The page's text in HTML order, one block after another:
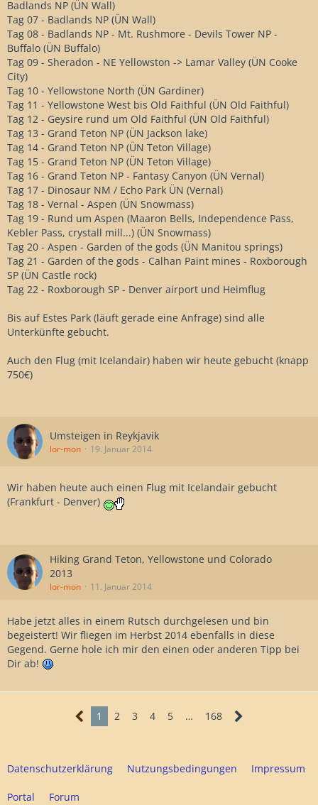
Badlands NP (ÜN Wall)
Tag 07 - Badlands NP (ÜN Wall)
Tag 08 - Badlands NP - Mt. Rushmore - Devils Tower NP -
Buffalo (ÜN Buffalo)
Tag 09 - Sheradon - NE Yellowston -> Lamar Valley (ÜN Cooke
City)
Tag 10 - Yellowstone North (ÜN Gardiner)
Tag 11 - Yellowstone West bis Old Faithful (ÜN Old Faithful)
Tag 12 - Geysire rund um Old Faithful (ÜN Old Faithful)
Tag 13 - Grand Teton NP (ÜN Jackson lake)
Tag 14 - Grand Teton NP (ÜN Teton Village)
Tag 15 - Grand Teton NP (ÜN Teton Village)
Tag 16 - Grand Teton NP - Fantasy Canyon (ÜN Vernal)
Tag 17 - Dinosaur NM / Echo Park ÜN (Vernal)
Tag 18 - Vernal - Aspen (ÜN Snowmass)
Tag 19 - Rund um Aspen (Maaron Bells, Independence Pass,
Kebler Pass, crystall mill...) (ÜN Snowmass)
Tag 20 - Aspen - Garden of the gods (ÜN Manitou springs)
Tag 21 - Garden of the gods - Calhan Paint mines - Roxborough
SP (ÜN Castle rock)
Tag 22 - Roxborough SP - Denver airport und Heimflug
Bis auf Estes Park (läuft gerade eine Anfrage) sind alle
Unterkünfte gebucht.
Auch den Flug (mit Icelandair) haben wir heute gebucht (knapp
750€)
Umsteigen in Reykjavik
lor-mon 19. Januar 2014
Wir haben heute auch einen Flug mit Icelandair gebucht
(Frankfurt - Denver)
Hiking Grand Teton, Yellowstone und Colorado
2013
lor-mon 11. Januar 2014
Habe jetzt alles in einem Rutsch durchgelesen und bin
begeistert! Wir fliegen im Herbst 2014 ebenfalls in diese
Gegend. Gerne hole ich mir den einen oder anderen Tipp bei
Dir ab!
1 2 3 4 5 … 168
Datenschutzerklärung Nutzungsbedingungen Impressum
Portal Forum